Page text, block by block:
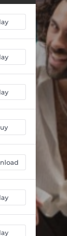
03:01
03:00
02:56
03:29
03:10
03:21
03:55